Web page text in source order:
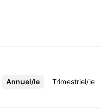
Annuel/le Trimestriel/le
Plus